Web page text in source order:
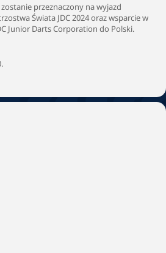
przeznaczony na wyjazd
Świata JDC 2024 oraz wsparcie w
Junior Darts Corporation do Polski.